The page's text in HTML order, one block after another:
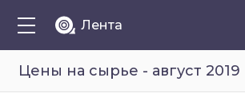
Лента
Цены на сырье - август 2019